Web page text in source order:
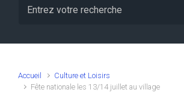
Accueil
Culture et Loisirs
Fête nationale les 13/14 juillet au village